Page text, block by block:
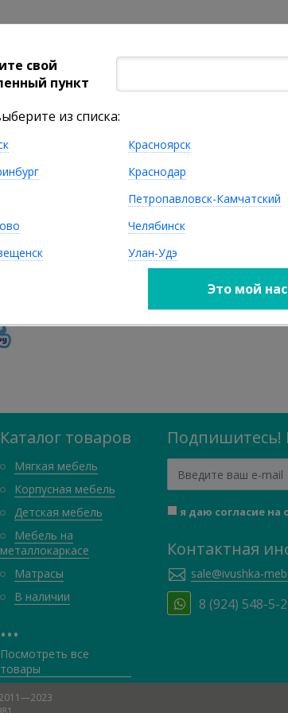
Главная
Каталог товаров
Мягкая мебель
Корпусная мебель
Детская мебель
Мебель на
металлокаркасе
Матрасы
В наличии
•••
Посмотреть все
товары
Подпишитесь!
я даю согласие
Контактная
sale@ivushka-
8 (924) 548-5-
свой
пункт
из списка:
Красноярск
Краснодар
Петропавловск-Камчатский
Челябинск
Улан-Удэ
Это мой